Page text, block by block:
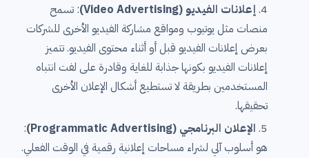
إعلانات الفيديو (Video Advertising)
: تسمح
منصات مثل يوتيوب ومواقع مشاركة الفيديو الأخرى للشركات
بعرض إعلانات الفيديو قبل أو أثناء محتوى الفيديو. تتميز
إعلانات الفيديو بكونها جذابة للغاية وقادرة على لفت انتباه
المستخدمين بطريقة لا تستطيع أشكال الإعلان الأخرى
تحقيقها.
الإعلان البرنامجي (Programmatic Advertising)
:
هو أسلوب آلي لشراء مساحات إعلانية رقمية في الوقت الفعلي.